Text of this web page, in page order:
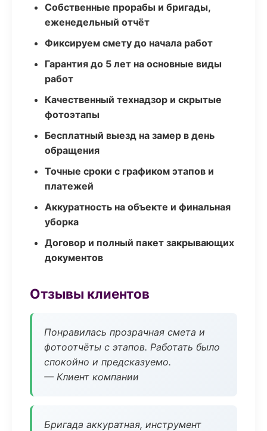
Собственные прорабы и бригады,
еженедельный отчёт
Фиксируем смету до начала работ
Гарантия до 5 лет на основные виды
работ
Качественный технадзор и скрытые
фотоэтапы
Бесплатный выезд на замер в день
обращения
Точные сроки с графиком этапов и
платежей
Аккуратность на объекте и финальная
уборка
Договор и полный пакет закрывающих
документов
Отзывы клиентов
Понравилась прозрачная смета и
фотоотчёты с этапов. Работать было
спокойно и предсказуемо.
— Клиент компании
Бригада аккуратная, инструмент